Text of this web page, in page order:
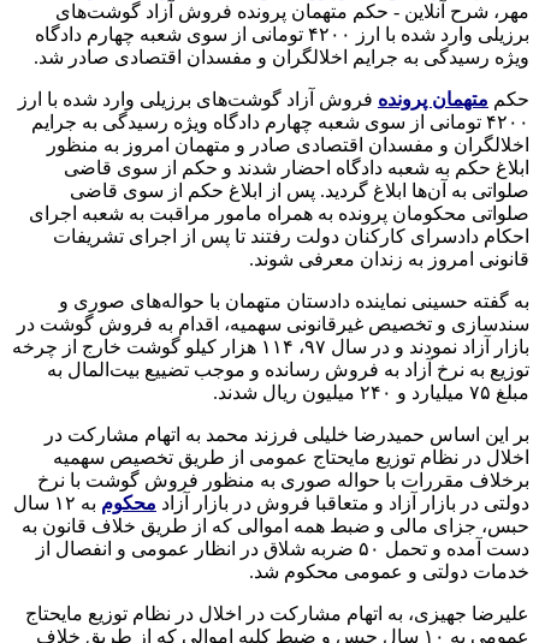
مهر، شرح آنلاین - حکم متهمان پرونده فروش آزاد گوشت‌های
برزیلی وارد شده با ارز ۴۲۰۰ تومانی از سوی شعبه چهارم دادگاه
ویژه رسیدگی به جرایم اخلالگران و مفسدان اقتصادی صادر شد.
حکم متهمان پرونده فروش آزاد گوشت‌های برزیلی وارد شده با ارز
۴۲۰۰ تومانی از سوی شعبه چهارم دادگاه ویژه رسیدگی به جرایم
اخلالگران و مفسدان اقتصادی صادر و متهمان امروز به منظور
ابلاغ حکم به شعبه دادگاه احضار شدند و حکم از سوی قاضی
صلواتی به آن‌ها ابلاغ گردید. پس از ابلاغ حکم از سوی قاضی
صلواتی محکومان پرونده به همراه مامور مراقبت به شعبه اجرای
احکام دادسرای کارکنان دولت رفتند تا پس از اجرای تشریفات
قانونی امروز به زندان معرفی شوند.
به گفته حسینی نماینده دادستان متهمان با حواله‌های صوری و
سندسازی و تخصیص غیرقانونی سهمیه، اقدام به فروش گوشت در
بازار آزاد نمودند و در سال ۹۷، ۱۱۴ هزار کیلو گوشت خارج از چرخه
توزیع به نرخ آزاد به فروش رسانده و موجب تضییع بیت‌المال به
مبلغ ۷۵ میلیارد و ۲۴۰ میلیون ریال شدند.
بر این اساس حمیدرضا خلیلی فرزند محمد به اتهام مشارکت در
اخلال در نظام توزیع مایحتاج عمومی از طریق تخصیص سهمیه
برخلاف مقررات با حواله صوری به منظور فروش گوشت با نرخ
دولتی در بازار آزاد و متعاقبا فروش در بازار آزاد محکوم
به ١٢ سال
حبس، جزای مالی و ضبط همه اموالی که از طریق خلاف قانون به
دست آمده و تحمل ۵٠ ضربه شلاق در انظار عمومی و انفصال از
خدمات دولتی و عمومی محکوم شد.
علیرضا جهیزی، به اتهام مشارکت در اخلال در نظام توزیع مایحتاج
عمومی به ١٠ سال حبس و ضبط کلیه اموالی که از طریق خلاف